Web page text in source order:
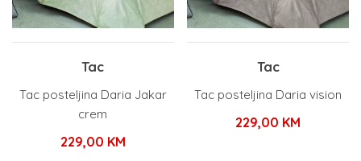
Tac
Tac posteljina Daria Jakar
crem
229,00 KM
Tac
Tac posteljina Daria vision
229,00 KM